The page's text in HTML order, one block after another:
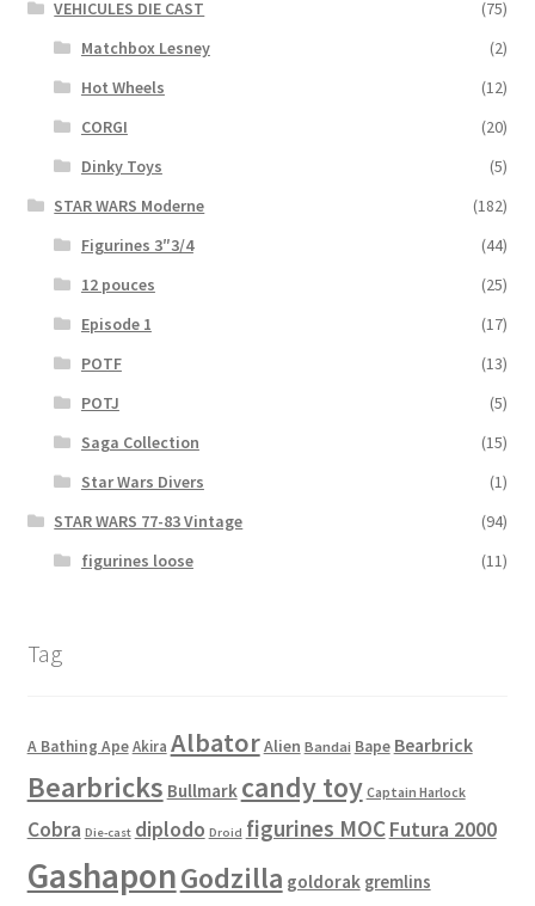
VEHICULES DIE CAST
(75)
Matchbox Lesney
(2)
Hot Wheels
(12)
CORGI
(20)
Dinky Toys
(5)
STAR WARS Moderne
(182)
Figurines 3″3/4
(44)
12 pouces
(25)
Episode 1
(17)
POTF
(13)
POTJ
(5)
Saga Collection
(15)
Star Wars Divers
(1)
STAR WARS 77-83 Vintage
(94)
figurines loose
(11)
Tag
A Bathing Ape Akira AlbatorAlien Bandai Bape Bearbrick
Bearbricks Bullmark candy toy Captain Harlock
Cobra Die-cast diplodo Droid figurines MOCFutura 2000
GashaponGodzilla goldorak gremlins